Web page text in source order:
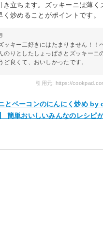
き立ちます。ズッキーニは薄く
炒めることがポイントです。
ッキー二好きにはたまりません！！
のりとしたしょっぱさとズッキーニ
ど良くて、おいしかったです。
引用元: https://
とベーコンのにんにく炒め
簡単おいしいみんなのレシピ